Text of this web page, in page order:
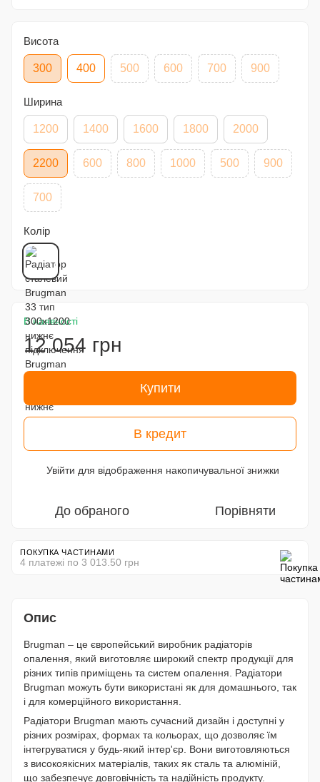
Висота
300 400 500 600 700 900
Ширина
1200 1400 1600 1800 2000
2200 600 800 1000 500 900
700
Колір
В наявності
12 054 грн
Купити
В кредит
Увійти для відображення накопичувальної знижки
До обраного Порівняти
ПОКУПКА ЧАСТИНАМИ
4 платежі по 3 013.50 грн
Опис
Brugman – це європейський виробник радіаторів
опалення, який виготовляє широкий спектр продукції для
різних типів приміщень та систем опалення. Радіатори
Brugman можуть бути використані як для домашнього, так
і для комерційного використання.
Радіатори Brugman мають сучасний дизайн і доступні у
різних розмірах, формах та кольорах, що дозволяє їм
інтегруватися у будь-який інтер'єр. Вони виготовляються
з високоякісних матеріалів, таких як сталь та алюміній,
що забезпечує довговічність та надійність продукту.